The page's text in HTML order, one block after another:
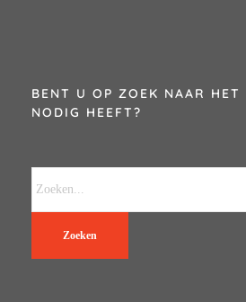
BENT U OP ZOEK NAAR HET
NODIG HEEFT?
Zoeken